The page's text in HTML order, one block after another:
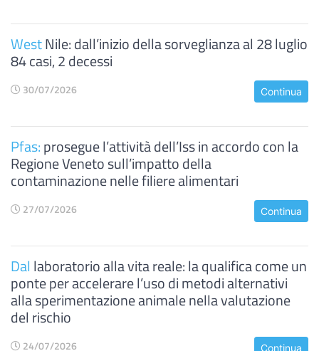
WestNile: dall’inizio della sorveglianza al 28 luglio
84 casi, 2 decessi
30/07/2026 Continua
Pfas:prosegue l’attività dell’Iss in accordo con la
Regione Veneto sull’impatto della
contaminazione nelle filiere alimentari
27/07/2026 Continua
Dal laboratorio alla vita reale: la qualifica come un
ponte per accelerare l’uso di metodi alternativi
alla sperimentazione animale nella valutazione
del rischio
24/07/2026 Continua